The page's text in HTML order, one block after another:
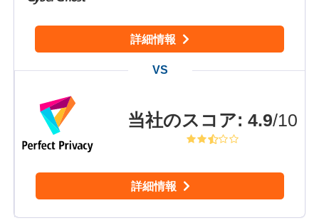
詳細情報
当社のスコア: 4.9/10
詳細情報